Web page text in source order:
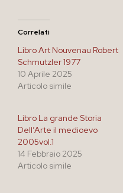
Correlati
Libro Art Nouvenau Robert
Schmutzler 1977
10 Aprile 2025
Articolo simile
Libro La grande Storia
Dell’Arte il medioevo
2005vol.1
14 Febbraio 2025
Articolo simile